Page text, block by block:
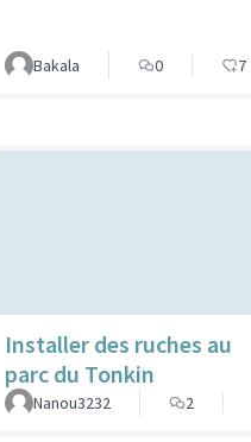
Bakala 0 7
Installer des ruches au
parc du Tonkin
Nanou3232
2